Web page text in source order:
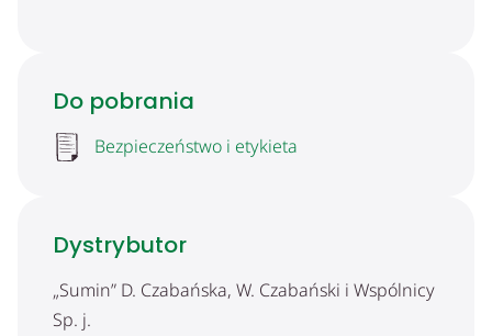
Do pobrania
Bezpieczeństwo i etykieta
Dystrybutor
„Sumin” D. Czabańska, W. Czabański i Wspólnicy
Sp. j.